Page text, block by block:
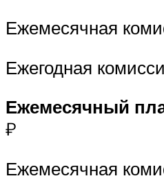
Ежемесячная
Ежегодная
Ежемесячный
₽
Ежемесячная